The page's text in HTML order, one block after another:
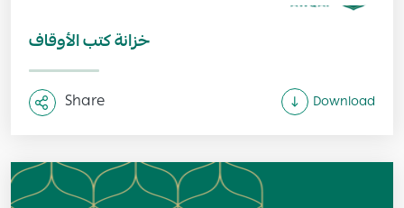
خزانة كتب الأوقاف
Share Download
Image